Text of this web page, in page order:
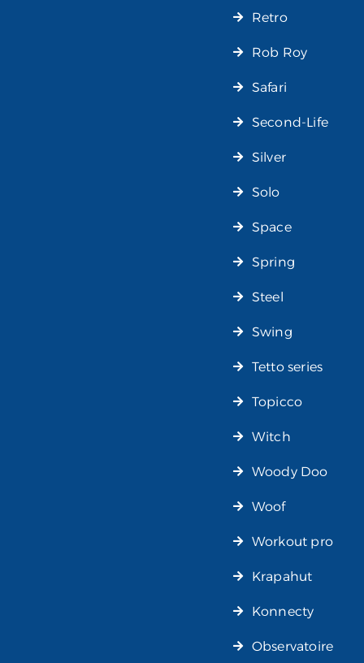
Retro
Rob Roy
Safari
Second-Life
Silver
Solo
Space
Spring
Steel
Swing
Tetto series
Topicco
Witch
Woody Doo
Woof
Workout pro
Krapahut
Konnecty
Observatoire